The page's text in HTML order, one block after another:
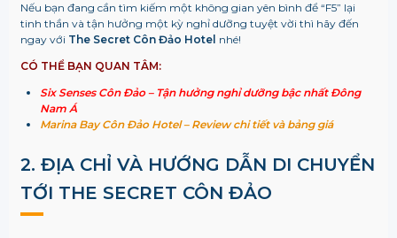
Nếu bạn đang cần tìm kiếm một không gian yên bình để “F5” lại
tinh thần và tận hưởng một kỳ nghỉ dưỡng tuyệt vời thì hãy đến
ngay với The Secret Côn Đảo Hotel nhé!
CÓ THỂ BẠN QUAN TÂM:
Six Senses Côn Đảo – Tận hưởng nghỉ dưỡng bậc nhất Đông
Nam Á
Marina Bay Côn Đảo Hotel – Review chi tiết và bảng giá
2. ĐỊA CHỈ VÀ HƯỚNG DẪN DI CHUYỂN
TỚI THE SECRET CÔN ĐẢO